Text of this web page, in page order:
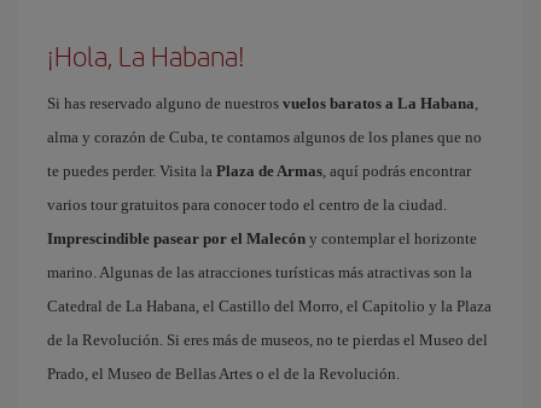
¡Hola, La Habana!
Si has reservado alguno de nuestros vuelos baratos a La Habana
alma y corazón de Cuba, te contamos algunos de los planes que no
te puedes perder. Visita la Plaza de Armas , aquí podrás encontrar
varios tour gratuitos para conocer todo el centro de la ciudad.
Imprescindible pasear por el Malecón y contemplar el horizonte
marino. Algunas de las atracciones turísticas más atractivas son la
Catedral de La Habana, el Castillo del Morro, el Capitolio y la Plaza
de la Revolución. Si eres más de museos, no te pierdas el Museo del
Prado, el Museo de Bellas Artes o el de la Revolución.